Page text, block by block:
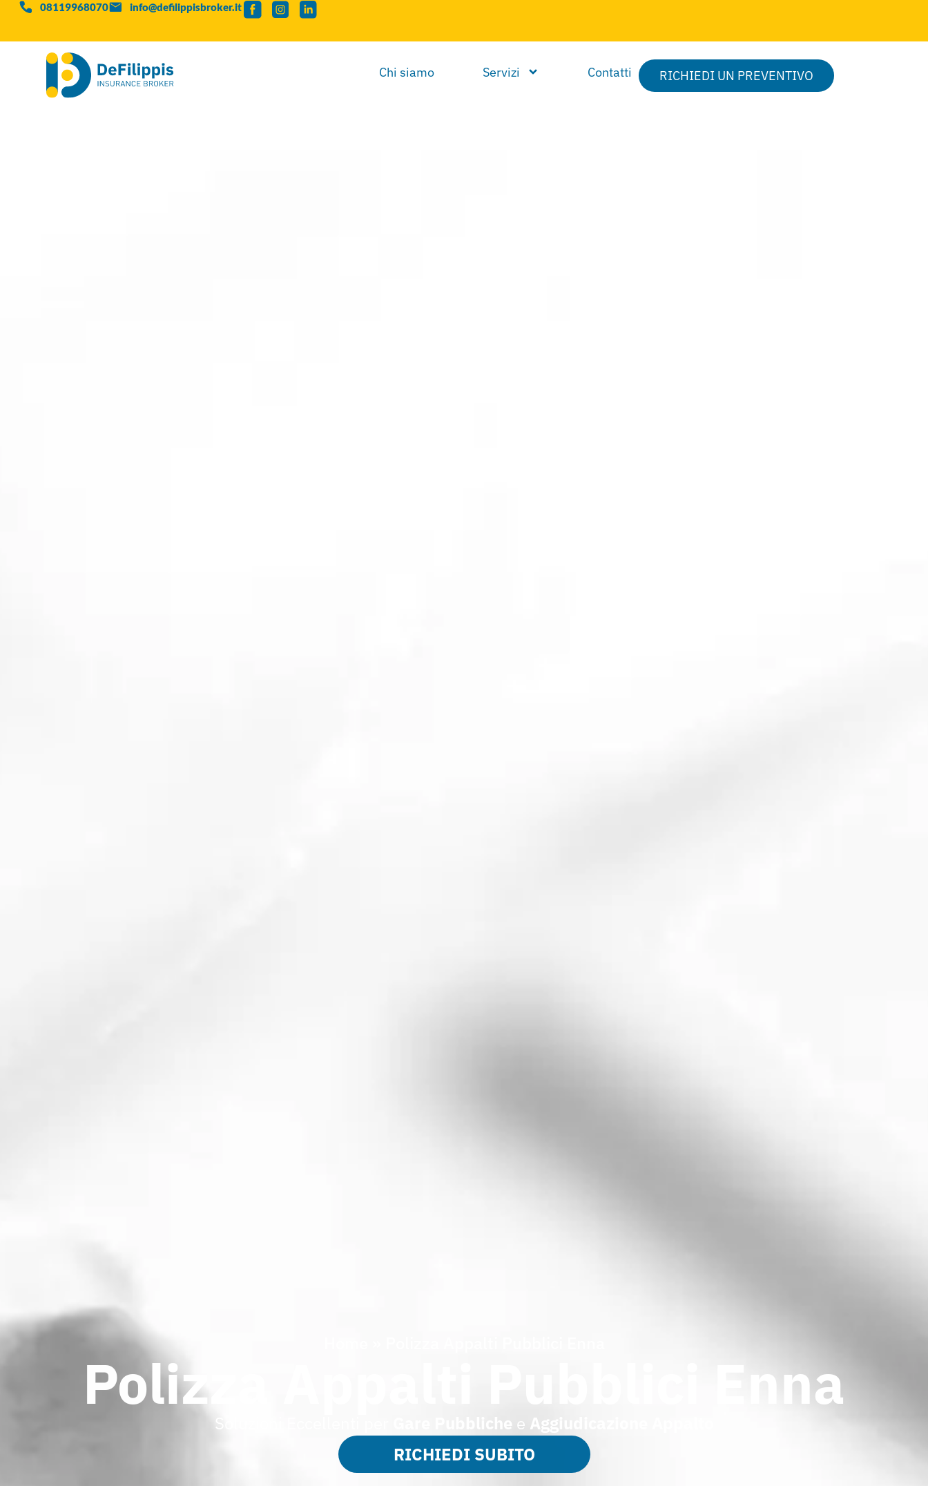
08119968070 info@defilippisbroker.it
Chi siamo Servizi Contatti RICHIEDI UN PREVENTIVO
Polizza Appalti Pubblici Enna
Soluzioni Eccellenti per Gare Pubbliche e Aggiudicazione Appalto
RICHIEDI SUBITO